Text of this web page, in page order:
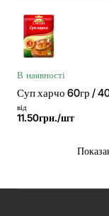
В наявності
Суп харчо 60гр /
від
11.50грн./шт